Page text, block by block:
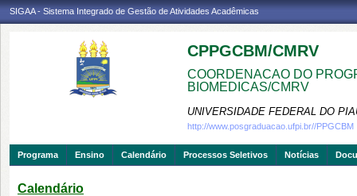
SIGAA - Sistema Integrado de Gestão de Atividades Acadêmicas
CPPGCBM/CMRV
COORDENACAO DO
BIOMEDICAS/CMRV
UNIVERSIDADE FEDERAL DO
http://www.posgraduacao.ufpi.br//PPGCBM
Programa Ensino Calendário Processos Seletivos Notícias
Calendário